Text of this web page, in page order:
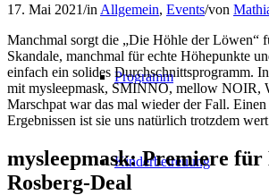
Programm
Kinderbetreuung
17. Mai 2021/in Allgemein, Events/von
Manchmal sorgt die „Die Höhle der Löwen“
Skandale, manchmal für echte Höhepunkte
einfach ein solides Durchschnittsprogramm.
mit mysleepmask, SMINNO, mellow NOIR,
Marschpat war das mal wieder der Fall.
Ergebnissen ist sie uns natürlich trotzdem
mysleepmask: Premiere für
Rosberg-Deal